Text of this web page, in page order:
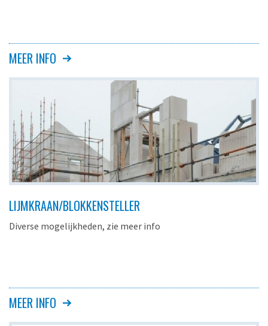
MEER INFO
LIJMKRAAN/BLOKKENSTELLER
Diverse mogelijkheden, zie meer info
MEER INFO